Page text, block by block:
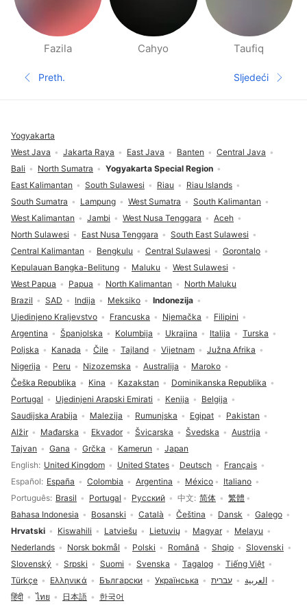
Fazila Cahyo Taufiq
Stranice ljudi u blizini
Prethodna stranica
Preth.
Sljedeća
Sljedeći
Odabir jezika
English United Kingdom United States Deutsch
Français
Español
España Colombia Argentina México
Italiano
Português Brasil Portugal Русский 中文 简体
繁體
Bahasa Indonesia
Bosanski Català Čeština Dansk
Galego
Hrvatski
Kiswahili Latviešu Lietuvių Magyar
Melayu
Nederlands
Norsk bokmål Polski Română Shqip
Slovenski
Slovenský
Srpski Suomi Svenska Tagalog
Tiếng Việt
Türkçe
Ελληνικά Български Українська עברית
العربية
हिंदी
ไทย 日本語 한국어
Brazil SAD Indija Meksiko
Indonezija
Ujedinjeno Kraljevstvo
Francuska Njemačka
Filipini
Argentina
Španjolska Kolumbija Ukrajina Italija
Turska
Poljska
Kanada Čile Tajland Vijetnam
Južna Afrika
Nigerija
Peru Nizozemska Australija
Maroko
Češka Republika
Kina Kazakstan
Dominikanska Republika
Portugal
Ujedinjeni Arapski Emirati Kenija
Belgija
Saudijska Arabija
Malezija Rumunjska Egipat
Pakistan
Alžir
Mađarska Ekvador Švicarska Švedska
Austrija
Tajvan
Gana Grčka Kamerun Japan
West Java Jakarta Raya East Java Banten
Central Java
Bali
North Sumatra
Yogyakarta Special Region
East Kalimantan
South Sulawesi Riau
Riau Islands
South Sumatra
Lampung West Sumatra
South Kalimantan
West Kalimantan
Jambi West Nusa Tenggara
Aceh
North Sulawesi
East Nusa Tenggara
South East Sulawesi
Central Kalimantan
Bengkulu Central Sulawesi
Gorontalo
Kepulauan Bangka-Belitung
Maluku
West Sulawesi
West Papua
Papua North Kalimantan North Maluku
Yogyakarta